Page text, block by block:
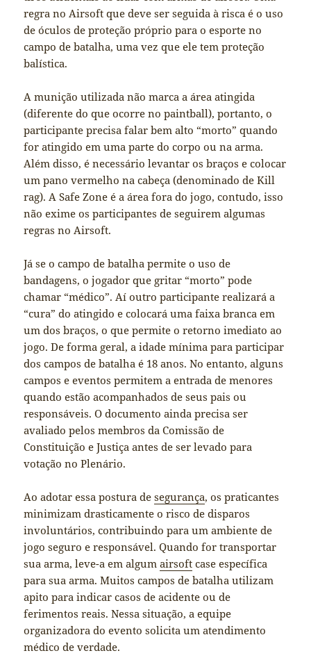
regra no Airsoft que deve ser seguida à risca é o uso
de óculos de proteção próprio para o esporte no
campo de batalha, uma vez que ele tem proteção
balística.
A munição utilizada não marca a área atingida
(diferente do que ocorre no paintball), portanto, o
participante precisa falar bem alto “morto” quando
for atingido em uma parte do corpo ou na arma.
Além disso, é necessário levantar os braços e colocar
um pano vermelho na cabeça (denominado de Kill
rag). A Safe Zone é a área fora do jogo, contudo, isso
não exime os participantes de seguirem algumas
regras no Airsoft.
Já se o campo de batalha permite o uso de
bandagens, o jogador que gritar “morto” pode
chamar “médico”. Aí outro participante realizará a
“cura” do atingido e colocará uma faixa branca em
um dos braços, o que permite o retorno imediato ao
jogo. De forma geral, a idade mínima para participar
dos campos de batalha é 18 anos. No entanto, alguns
campos e eventos permitem a entrada de menores
quando estão acompanhados de seus pais ou
responsáveis. O documento ainda precisa ser
avaliado pelos membros da Comissão de
Constituição e Justiça antes de ser levado para
votação no Plenário.
Ao adotar essa postura desegurança, os praticantes
minimizam drasticamente o risco de disparos
involuntários, contribuindo para um ambiente de
jogo seguro e responsável. Quando for transportar
sua arma, leve-a em algumairsoft case específica
para sua arma. Muitos campos de batalha utilizam
apito para indicar casos de acidente ou de
ferimentos reais. Nessa situação, a equipe
organizadora do evento solicita um atendimento
médico de verdade.